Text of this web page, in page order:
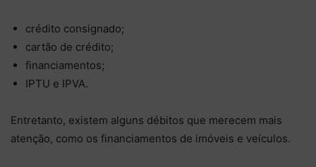
crédito consignado;
cartão de crédito;
financiamentos;
IPTU e IPVA.
Entretanto, existem alguns débitos que merecem mais
atenção, como os financiamentos de imóveis e veículos.